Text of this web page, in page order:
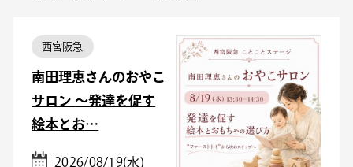
西宮阪急
南田理恵さんのおやこ
サロン ～発達を促す
絵本とお…
2026/08/19(水)